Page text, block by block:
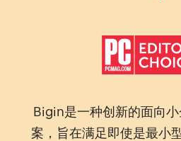
Bigin是一种创新的面向
案，旨在满足即使是最小